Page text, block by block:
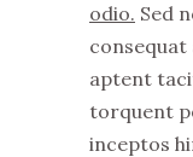
odio. Sed
consequat
aptent
torquent
inceptos